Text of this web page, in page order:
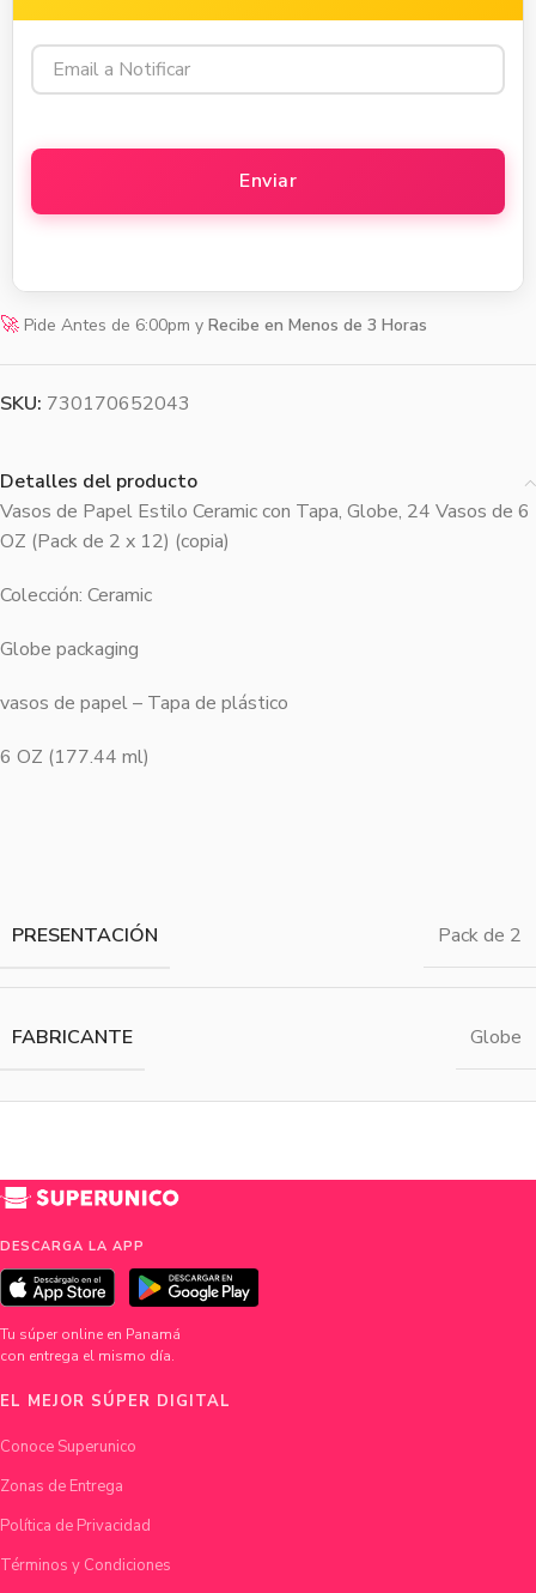
🚀 Pide Antes de 6:00pm y Recibe en Menos de 3 Horas
SKU: 730170652043
Detalles del producto
Vasos de Papel Estilo Ceramic con Tapa, Globe, 24 Vasos de 6
OZ (Pack de 2 x 12) (copia)
Colección: Ceramic
Globe packaging
vasos de papel – Tapa de plástico
6 OZ (177.44 ml)
PRESENTACIÓN Pack de 2
FABRICANTE Globe
DESCARGA LA APP
Tu súper online en Panamá
con entrega el mismo día.
EL MEJOR SÚPER DIGITAL
Conoce Superunico
Zonas de Entrega
Política de Privacidad
Términos y Condiciones